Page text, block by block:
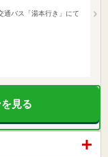
通バス「湯本行き」にて
見る